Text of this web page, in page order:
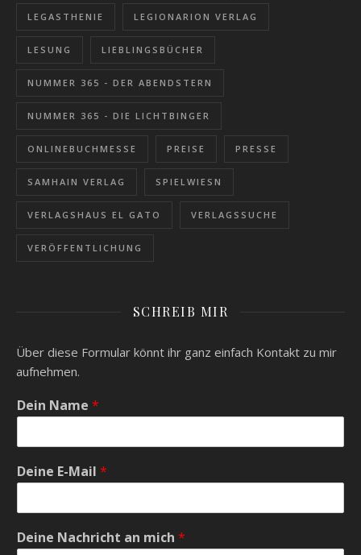
LEGASTHENIE LEGIONARION VERLAG
LESUNG LIEBLINGSBÜCHER
NUMMER 365 - DER ABENDSTERN
NUMMER 365 - DIE LICHTBINGER
ONLINEBUCHMESSE PREISE PRESSE
SAMHAIN VERLAG SPIELWIESN
VERLAGSHAUS EL GATO VERLAGSSUCHE
VERÖFFENTLICHUNG
SCHREIB MIR
Über diese Formular könnt ihr ganz einfach Kontakt zu mir
aufnehmen.
Dein Name *
Deine E-Mail *
Deine Nachricht an mich *